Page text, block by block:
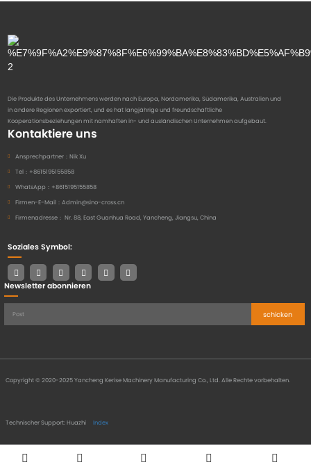
Die Produkte des Unternehmens werden nach Europa, Nordamerika, Südamerika, Australien und
in andere Regionen exportiert, und es hat langjährige und freundschaftliche
Kooperationsbeziehungen mit namhaften in- und ausländischen Unternehmen aufgebaut.
Kontaktiere uns
Ansprechpartner： Nik Xu
Tel： +8615195155858
WhatsApp： +8615195155858
Firmen-E-Mail： Admin@sino-cross.cn
Firmenadresse： Nr. 88, East Guanhua Road, Yancheng, Jiangsu, China
Soziales Symbol:
Newsletter abonnieren
schicken
Copyright © 2020-2025 Yancheng Kerise Machinery Manufacturing Co., Ltd. Alle Rechte vorbehalten.
Technischer Support: Huazhi Index